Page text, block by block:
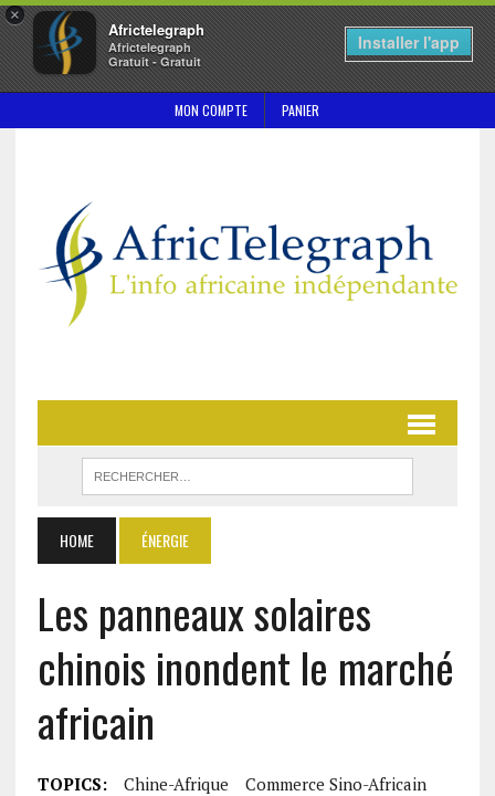
×
Africtelegraph
Africtelegraph
Gratuit - Gratuit
Installer l'app
MON COMPTE PANIER
HOME ÉNERGIE
Les panneaux solaires
chinois inondent le marché
africain
TOPICS: Chine-Afrique
Commerce Sino-Africain